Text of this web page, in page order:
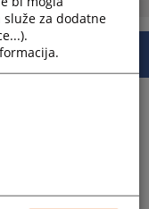
za dodatne